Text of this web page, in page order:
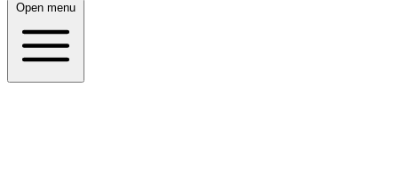
Open menu